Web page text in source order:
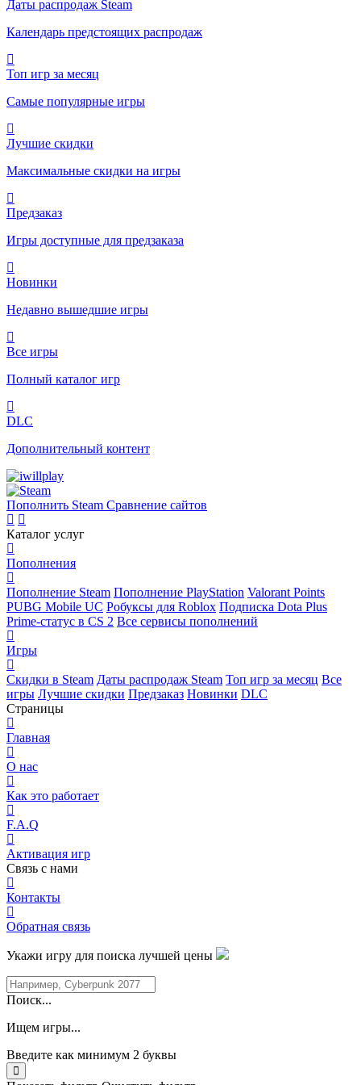
Даты распродаж Steam
Календарь предстоящих распродаж
Топ игр за месяц
Самые популярные игры
Лучшие скидки
Максимальные скидки на игры
Предзаказ
Игры доступные для предзаказа
Новинки
Недавно вышедшие игры
Все игры
Полный каталог игр
DLC
Дополнительный контент
Пополнить Steam Сравнение сайтов
Каталог услуг
Пополнения
Пополнение Steam Пополнение PlayStation Valorant Points
PUBG Mobile UC Робуксы для Roblox Подписка Dota Plus
Prime-статус в CS 2 Все сервисы пополнений
Игры
Скидки в Steam Даты распродаж Steam Топ игр за месяц Все
игры Лучшие скидки Предзаказ Новинки DLC
Страницы
Главная
О нас
Как это работает
F.A.Q
Активация игр
Связь с нами
Контакты
Обратная связь
Укажи игру для поиска лучшей цены
Поиск...
Ищем игры...
Введите как минимум 2 буквы